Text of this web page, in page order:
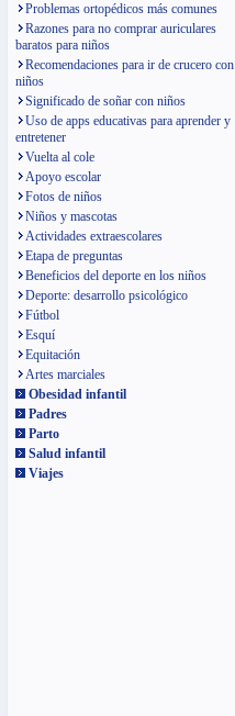
Problemas ortopédicos más comunes
Razones para no comprar auriculares
baratos para niños
Recomendaciones para ir de crucero con
niños
Significado de soñar con niños
Uso de apps educativas para aprender y
entretener
Vuelta al cole
Apoyo escolar
Fotos de niños
Niños y mascotas
Actividades extraescolares
Etapa de preguntas
Beneficios del deporte en los niños
Deporte: desarrollo psicológico
Fútbol
Esquí
Equitación
Artes marciales
Obesidad infantil
Padres
Parto
Salud infantil
Viajes